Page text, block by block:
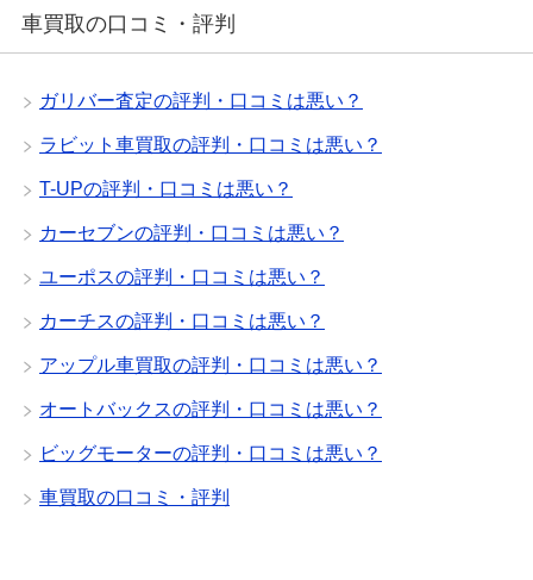
車買取の口コミ・評判
ガリバー査定の評判・口コミは悪い？
ラビット車買取の評判・口コミは悪い？
T-UPの評判・口コミは悪い？
カーセブンの評判・口コミは悪い？
ユーポスの評判・口コミは悪い？
カーチスの評判・口コミは悪い？
アップル車買取の評判・口コミは悪い？
オートバックスの評判・口コミは悪い？
ビッグモーターの評判・口コミは悪い？
車買取の口コミ・評判